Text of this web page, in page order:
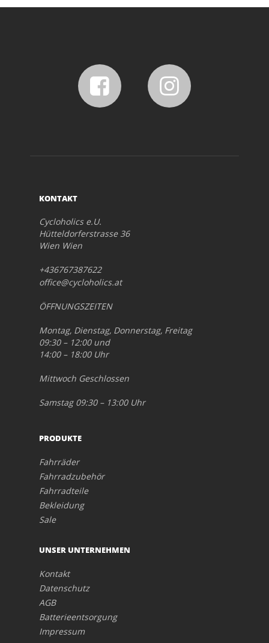
KONTAKT
Cycloholics e.U.
Hütteldorferstrasse 36
Wien Wien
+436767387622
office@cycloholics.at
ÖFFNUNGSZEITEN
Montag, Dienstag, Donnerstag, Freitag
09:30 – 12:00 und
14:00 – 18:00 Uhr
Mittwoch Geschlossen
Samstag 09:30 – 13:00 Uhr
PRODUKTE
Fahrräder
Fahrradzubehör
Fahrradteile
Bekleidung
Sale
UNSER UNTERNEHMEN
Kontakt
Datenschutz
AGB
Batterieentsorgung
Impressum